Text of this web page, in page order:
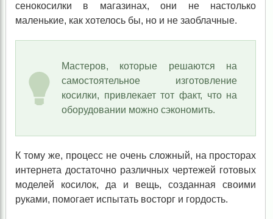
сенокосилки в магазинах, они не настолько
маленькие, как хотелось бы, но и не заоблачные.
Мастеров, которые решаются на
самостоятельное изготовление
косилки, привлекает тот факт, что на
оборудовании можно сэкономить.
К тому же, процесс не очень сложный, на просторах
интернета достаточно различных чертежей готовых
моделей косилок, да и вещь, созданная своими
руками, помогает испытать восторг и гордость.